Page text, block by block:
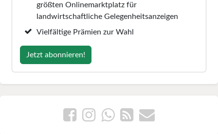
größten Onlinemarktplatz für
landwirtschaftliche Gelegenheitsanzeigen
Vielfältige Prämien zur Wahl
Jetzt abonnieren!